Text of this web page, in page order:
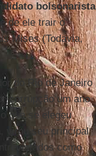
bolsonarista
de ele trair o
Mises (Todavia,
do Rio de Janeiro
corrupção um ano
que se elegeu
, virou seu principal
como